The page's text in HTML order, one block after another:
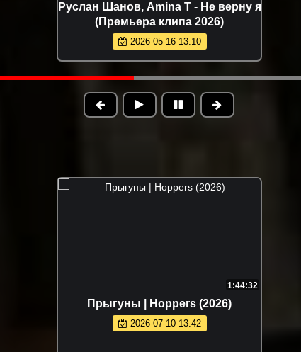
(Премьера
Джатдай - Болит моя душа
(Премьера клипа 2026)
2026-05-10 15:00
1:44:32
Прыгуны | Hoppers (2026)
2026-07-10 13:42